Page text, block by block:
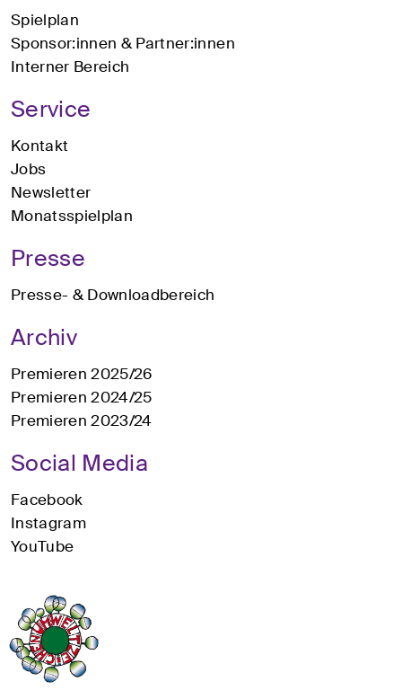
Spielplan
Sponsor:innen & Partner:innen
Interner Bereich
Service
Kontakt
Jobs
Newsletter
Monatsspielplan
Presse
Presse- & Downloadbereich
Archiv
Premieren 2025/26
Premieren 2024/25
Premieren 2023/24
Social Media
Facebook
Instagram
YouTube